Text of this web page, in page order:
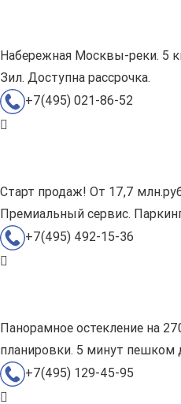
Набережная Москвы-реки. 5
Зил. Доступна рассрочка.
+7(495) 021-86-52
Старт продаж! От 17,7
Премиальный сервис.
+7(495) 492-15-36
Панорамное остекление на
планировки. 5 минут пешком
+7(495) 129-45-95